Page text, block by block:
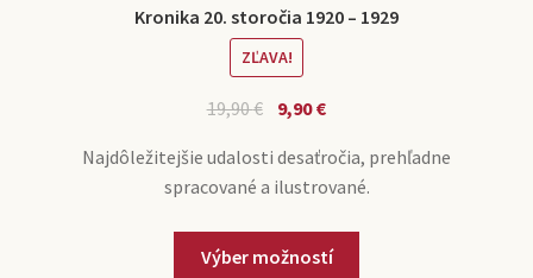
Kronika 20. storočia 1920 – 1929
ZĽAVA!
19,90€ 9,90€
Najdôležitejšie udalosti desaťročia, prehľadne
spracované a ilustrované.
Výber možností